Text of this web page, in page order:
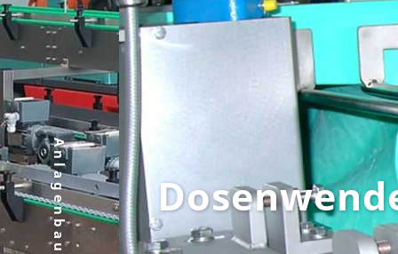
Anlagenbau